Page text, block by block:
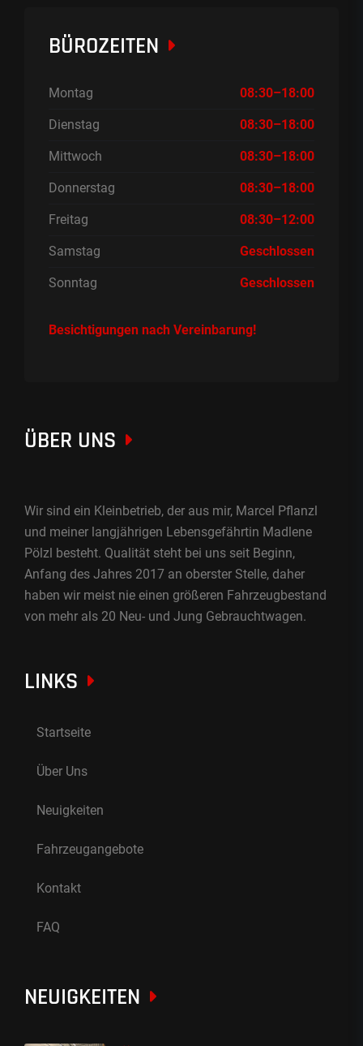
BÜROZEITEN
Montag 08:30–18:00
Dienstag 08:30–18:00
Mittwoch 08:30–18:00
Donnerstag 08:30–18:00
Freitag 08:30–12:00
Samstag Geschlossen
Sonntag Geschlossen
Besichtigungen nach Vereinbarung!
ÜBER UNS
Wir sind ein Kleinbetrieb, der aus mir, Marcel Pflanzl
und meiner langjährigen Lebensgefährtin Madlene
Pölzl besteht. Qualität steht bei uns seit Beginn,
Anfang des Jahres 2017 an oberster Stelle, daher
haben wir meist nie einen größeren Fahrzeugbestand
von mehr als 20 Neu- und Jung Gebrauchtwagen.
LINKS
Startseite
Über Uns
Neuigkeiten
Fahrzeugangebote
Kontakt
FAQ
NEUIGKEITEN